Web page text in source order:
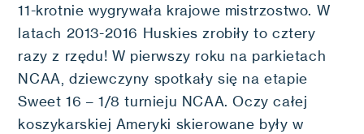
11-krotnie wygrywała krajowe mistrzostwo. W
latach 2013-2016 Huskies zrobiły to cztery
razy z rzędu! W pierwszy roku na parkietach
NCAA, dziewczyny spotkały się na etapie
Sweet 16 – 1/8 turnieju NCAA. Oczy całej
koszykarskiej Ameryki skierowane były w